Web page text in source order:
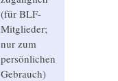
(für BLF-
Mitglieder;
nur zum
persönlichen
Gebrauch)